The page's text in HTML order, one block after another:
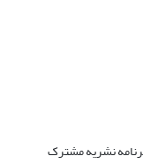
نشریه مشترک